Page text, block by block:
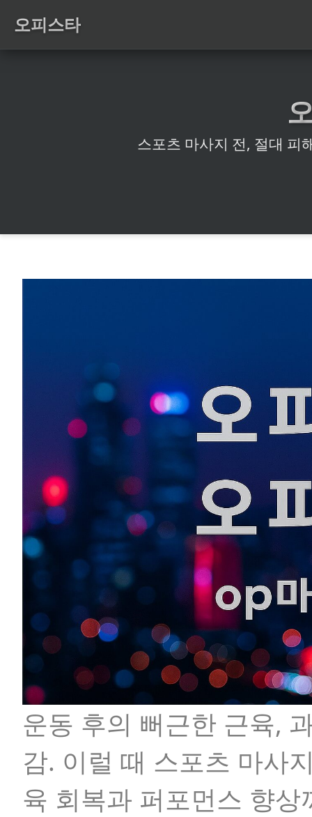
오피스타
스포츠 마사지 전, 절대 피
운동 후의 뻐근한 근육,
감. 이럴 때 스포츠 마사
육 회복과 퍼포먼스 향